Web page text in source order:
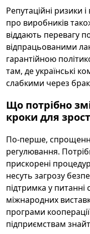
Репутаційні ризики
про виробників
віддають перевагу
відпрацьованими
гарантійною
там, де українські
слабкими через брак
Що потрібно
кроки для
По-перше,
регулювання.
прискорені
несуть загрозу
підтримка у питанні
міжнародних
програми
підприємствам